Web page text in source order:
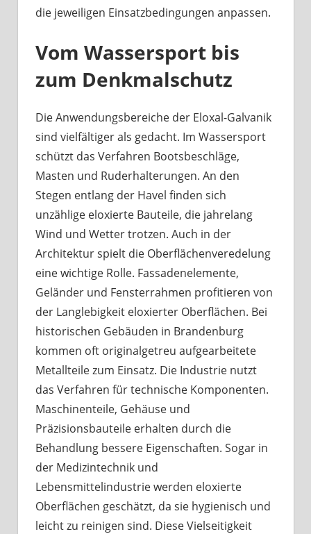
die jeweiligen Einsatzbedingungen anpassen.
Vom Wassersport bis
zum Denkmalschutz
Die Anwendungsbereiche der Eloxal-Galvanik
sind vielfältiger als gedacht. Im Wassersport
schützt das Verfahren Bootsbeschläge,
Masten und Ruderhalterungen. An den
Stegen entlang der Havel finden sich
unzählige eloxierte Bauteile, die jahrelang
Wind und Wetter trotzen. Auch in der
Architektur spielt die Oberflächenveredelung
eine wichtige Rolle. Fassadenelemente,
Geländer und Fensterrahmen profitieren von
der Langlebigkeit eloxierter Oberflächen. Bei
historischen Gebäuden in Brandenburg
kommen oft originalgetreu aufgearbeitete
Metallteile zum Einsatz. Die Industrie nutzt
das Verfahren für technische Komponenten.
Maschinenteile, Gehäuse und
Präzisionsbauteile erhalten durch die
Behandlung bessere Eigenschaften. Sogar in
der Medizintechnik und
Lebensmittelindustrie werden eloxierte
Oberflächen geschätzt, da sie hygienisch und
leicht zu reinigen sind. Diese Vielseitigkeit